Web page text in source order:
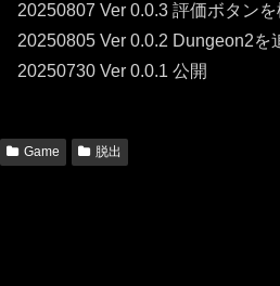
20250807 Ver 0.0.3 評価ボタン
20250805 Ver 0.0.2 Dungeon2を
20250730 Ver 0.0.1 公開
Game 脱出